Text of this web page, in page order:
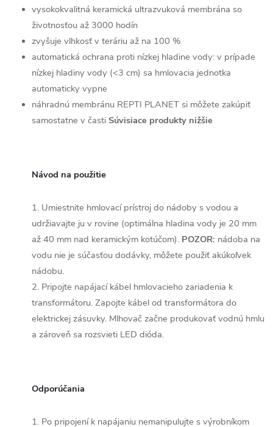
vysokokvalitná keramická ultrazvuková membrána so
životnosťou až 3000 hodín
zvyšuje vlhkosť v teráriu až na 100 %
automatická ochrana proti nízkej hladine vody: v prípade
nízkej hladiny vody (<3 cm) sa hmlovacia jednotka
automaticky vypne
náhradnú membránu REPTI PLANET si môžete zakúpiť
samostatne v časti Súvisiace produkty nižšie
Návod na použitie
1. Umiestnite hmlovací prístroj do nádoby s vodou a
udržiavajte ju v rovine (optimálna hladina vody je 20 mm
až 40 mm nad keramickým kotúčom). POZOR: nádoba na
vodu nie je súčasťou dodávky, môžete použiť akúkoľvek
nádobu.
2. Pripojte napájací kábel hmlovacieho zariadenia k
transformátoru. Zapojte kábel od transformátora do
elektrickej zásuvky. Mlhovač začne produkovať vodnú hmlu
a zároveň sa rozsvieti LED dióda.
Odporúčania
1. Po pripojení k napájaniu nemanipulujte s výrobníkom